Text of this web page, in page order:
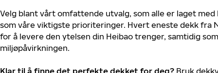
Velg blant vårt omfattende utvalg, som alle er laget
som våre viktigste prioriteringer. Hvert eneste dekk fra
for å levere den ytelsen din Heibao trenger, samtidig
miljøpåvirkningen.
Klar til å finne det perfekte dekket for deg? Bruk